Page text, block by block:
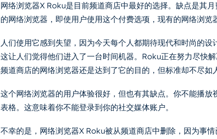
网络浏览器X Roku是目前频道商店中最好的选择。缺点是其
的网络浏览器，即使用户使用这个付费选项，现有的网络浏览
人们使用它感到失望，因为今天每个人都期待现代和时尚的设
这让人们觉得他们进入了一台时间机器。Roku正在努力尽快
频道商店的网络浏览器还是达到了它的目的，但标准却不尽如
这个网络浏览器的用户体验很好，但也有其缺点。你不能播放
表格。这意味着你不能登录到你的社交媒体账户。
不幸的是，网络浏览器X Roku被从频道商店中删除，因为事情